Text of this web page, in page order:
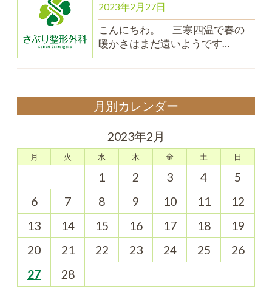
2023年2月27日
こんにちわ。 三寒四温で春の
暖かさはまだ遠いようです…
月別カレンダー
2023年2月
月 火 水 木 金 土 日
1 2 3 4
5
6
7 8 9 10 11
12
13
14 15 16 17 18
19
20
21 22 23 24 25
26
27
28